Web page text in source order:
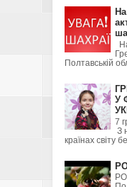
Полтавській
У
7
З
країнах світу